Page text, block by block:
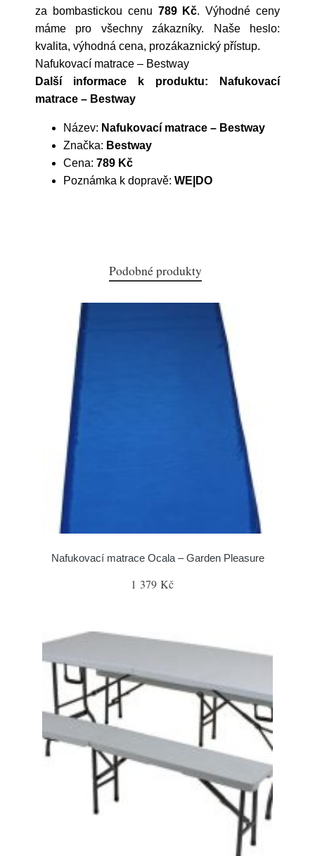
za bombastickou cenu 789 Kč. Výhodné ceny
máme pro všechny zákazníky. Naše heslo:
kvalita, výhodná cena, prozákaznický přístup.
Nafukovací matrace – Bestway
Další informace k produktu: Nafukovací
matrace – Bestway
Název: Nafukovací matrace – Bestway
Značka: Bestway
Cena: 789 Kč
Poznámka k dopravě: WE|DO
Podobné produkty
Nafukovací matrace Ocala – Garden Pleasure
1 379 Kč